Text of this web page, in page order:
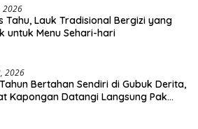
2026
Tahu, Lauk Tradisional Bergizi yang
untuk Menu Sehari-hari
2026
Bertahan Sendiri di Gubuk Derita,
Kapongan Datangi Langsung Pak